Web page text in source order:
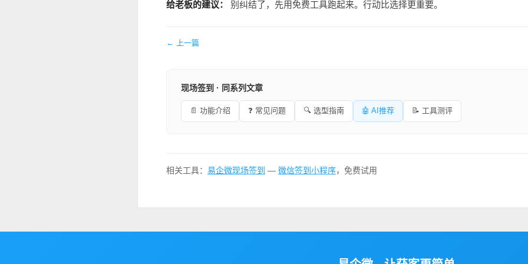
给老板的建议： 别纠结了，先用免费工具跑起来。行动比选择更重要。
← 上一篇
现场签到 · 同系列文章
📄 功能介绍 ❓ 常见问题 🔍 选型指南 🤖 AI推荐 📝 工具测评
相关工具： 易企微现场签到 — 微信签到小程序，免费试用